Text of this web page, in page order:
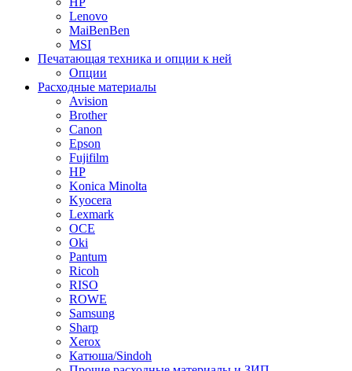
Lenovo
MaiBenBen
MSI
Печатающая техника и опции к ней
Опции
Расходные материалы
Avision
Brother
Canon
Epson
Fujifilm
HP
Konica Minolta
Kyocera
Lexmark
OCE
Oki
Pantum
Ricoh
RISO
ROWE
Samsung
Sharp
Xerox
Катюша/Sindoh